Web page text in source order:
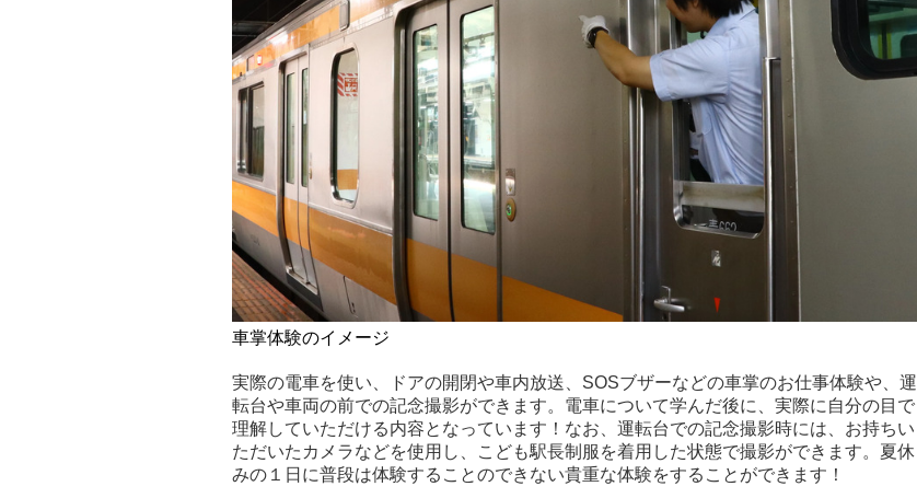
車掌体験のイメージ
実際の電車を使い、ドアの開閉や車内放送、SOSブザーなどの車掌のお仕事体験や、運
転台や車両の前での記念撮影ができます。電車について学んだ後に、実際に自分の目で
理解していただける内容となっています！なお、運転台での記念撮影時には、お持ちい
ただいたカメラなどを使用し、こども駅長制服を着用した状態で撮影ができます。夏休
みの１日に普段は体験することのできない貴重な体験をすることができます！